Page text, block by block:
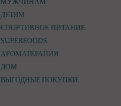
МУЖЧИНАМ
ДЕТЯМ
СПОРТИВНОЕ ПИТАНИЕ
SUPERFOODS
АРОМАТЕРАПИЯ
ДОМ
ВЫГОДНЫЕ ПОКУПКИ